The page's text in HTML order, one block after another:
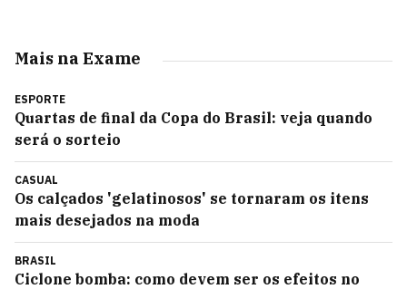
Mais na Exame
ESPORTE
Quartas de final da Copa do Brasil: veja quando
será o sorteio
CASUAL
Os calçados 'gelatinosos' se tornaram os itens
mais desejados na moda
BRASIL
Ciclone bomba: como devem ser os efeitos no